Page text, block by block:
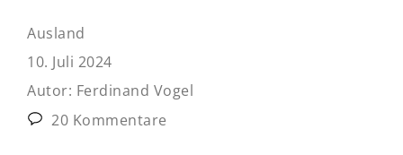
Ausland
10. Juli 2024
Autor: Ferdinand Vogel
20 Kommentare